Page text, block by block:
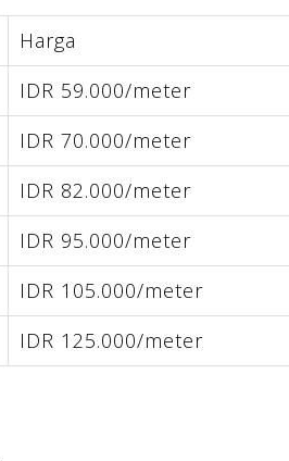
Harga
IDR 59.000/meter
IDR 70.000/meter
IDR 82.000/meter
IDR 95.000/meter
IDR 105.000/meter
IDR 125.000/meter